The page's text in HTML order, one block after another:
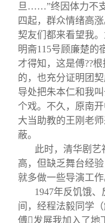
旦……”终因体力不
四起，群众情绪高
契友们都来看望我
明斋115号顾廉楚的
才得知，这是傅??根
的，也充分证明团
导处把朱本仁和我
个戏。不久，原南
大当助教的王刚老
蔽。
此时，清华剧
高，但缺乏舞台经
就多做一些导演工作
1947年反饥饿、
间，经程法毅同学
傅发展我加入了